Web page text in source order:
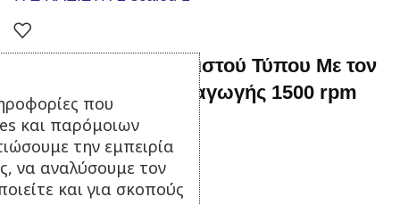
88 kva Γεννήτρια Κλειστού Τύπου Με τον
αυτόματο πίνακα μεταγωγής 1500 rpm
Σε απόθεμα
18.900,00€ με Φ.Π.Α.
Προσθήκη στο καλάθι
που
και παρόμοιων
την εμπειρία
να αναλύσουμε τον
και για σκοπούς